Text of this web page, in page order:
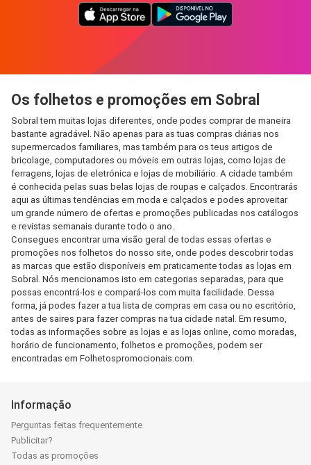
Os folhetos e promoções em Sobral
Sobral tem muitas lojas diferentes, onde podes comprar de maneira
bastante agradável. Não apenas para as tuas compras diárias nos
supermercados familiares, mas também para os teus artigos de
bricolage, computadores ou móveis em outras lojas, como lojas de
ferragens, lojas de eletrónica e lojas de mobiliário. A cidade também
é conhecida pelas suas belas lojas de roupas e calçados. Encontrarás
aqui as últimas tendências em moda e calçados e podes aproveitar
um grande número de ofertas e promoções publicadas nos catálogos
e revistas semanais durante todo o ano.
Consegues encontrar uma visão geral de todas essas ofertas e
promoções nos folhetos do nosso site, onde podes descobrir todas
as marcas que estão disponíveis em praticamente todas as lojas em
Sobral. Nós mencionamos isto em categorias separadas, para que
possas encontrá-los e compará-los com muita facilidade. Dessa
forma, já podes fazer a tua lista de compras em casa ou no escritório,
antes de saires para fazer compras na tua cidade natal. Em resumo,
todas as informações sobre as lojas e as lojas online, como moradas,
horário de funcionamento, folhetos e promoções, podem ser
encontradas em Folhetospromocionais.com.
Informação
Perguntas feitas frequentemente
Publicitar?
Todas as promoções